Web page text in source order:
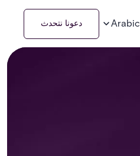
Arabic دعونا نتحدث